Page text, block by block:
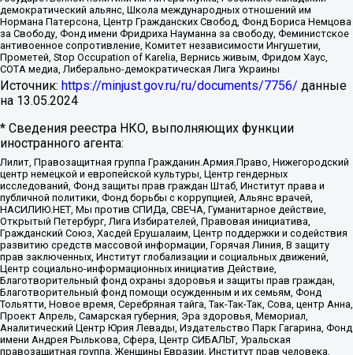
демократический альянс, Школа международных отношений им
Нормана Патерсона, Центр Гражданских Свобод, Фонд Бориса Немцова
за Свободу, Фонд имени Фридриха Науманна за свободу, Феминистское
антивоенное сопротивление, Комитет независимости Ингушетии,
Прометей, Stop Occupation of Karelia, Вернись живым, Фридом Хаус,
СОТА медиа, Либерально-демократическая Лига Украины
Источник: https://minjust.gov.ru/ru/documents/7756/ данные
на 13.05.2024
* Сведения реестра НКО, выполняющих функции
иностранного агента:
Лилит, Правозащитная группа Гражданин.Армия.Право, Нижегородский
центр немецкой и европейской культуры, Центр гендерных
исследований, Фонд защиты прав граждан Штаб, Институт права и
публичной политики, Фонд борьбы с коррупцией, Альянс врачей,
НАСИЛИЮ.НЕТ, Мы против СПИДа, СВЕЧА, Гуманитарное действие,
Открытый Петербург, Лига Избирателей, Правовая инициатива,
Гражданский Союз, Хасдей Ерушалаим, Центр поддержки и содействия
развитию средств массовой информации, Горячая Линия, В защиту
прав заключенных, Институт глобализации и социальных движений,
Центр социально-информационных инициатив Действие,
Благотворительный фонд охраны здоровья и защиты прав граждан,
Благотворительный фонд помощи осужденным и их семьям, Фонд
Тольятти, Новое время, Серебряная тайга, Так-Так-Так, Сова, центр Анна,
Проект Апрель, Самарская губерния, Эра здоровья, Мемориал,
Аналитический Центр Юрия Левады, Издательство Парк Гагарина, Фонд
имени Андрея Рылькова, Сфера, Центр СИБАЛЬТ, Уральская
правозащитная группа, Женщины Евразии, Институт прав человека,